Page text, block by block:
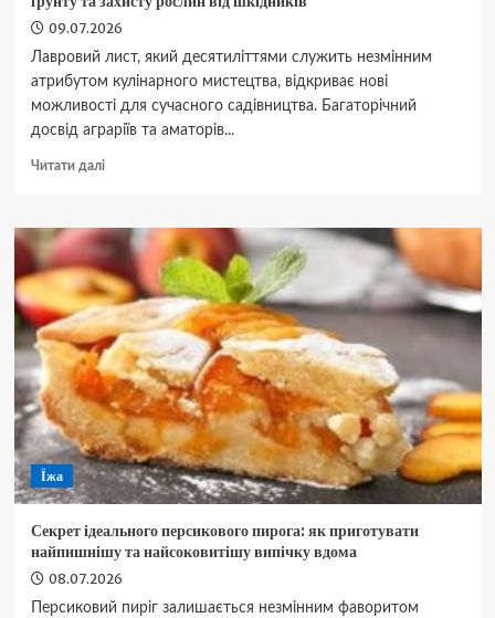
09.07.2026
Лавровий лист, який десятиліттями служить незмінним
атрибутом кулінарного мистецтва, відкриває нові
можливості для сучасного садівництва. Багаторічний
досвід аграріїв та аматорів...
Читати даліДокладніше
лист
на
городі:
секретний
помічник
для
родючості
ґрунту
та
захисту
рослин
від
шкідників
Їжа
Секрет ідеального персикового пирога: як приготувати
найпишнішу та найсоковитішу випічку вдома
08.07.2026
Персиковий пиріг залишається незмінним фаворитом